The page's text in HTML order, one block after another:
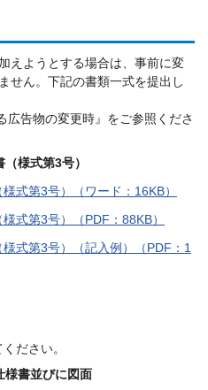
えようとする場合は、事前に変
せん。下記の書類一式を提出し
告物の変更時』をご参照くださ
様式第3号）
式第3号）（ワード：16KB）
式第3号）（PDF：88KB）
式第3号）（記入例）（PDF：1
ださい。
様書並びに図面